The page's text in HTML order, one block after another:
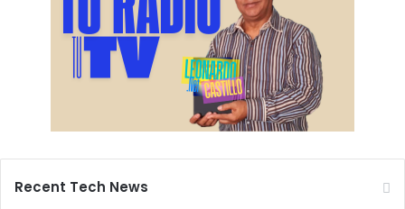
Recent Tech News